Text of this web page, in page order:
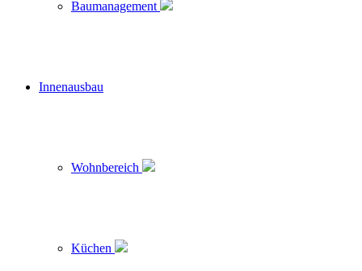
Baumanagement
Innenausbau
Wohnbereich
Küchen